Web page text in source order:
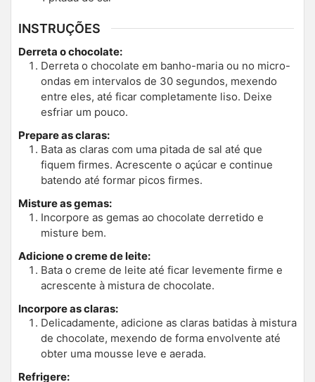
INSTRUÇÕES
Derreta o chocolate:
Derreta o chocolate em banho-maria ou no micro-
ondas em intervalos de 30 segundos, mexendo
entre eles, até ficar completamente liso. Deixe
esfriar um pouco.
Prepare as claras:
Bata as claras com uma pitada de sal até que
fiquem firmes. Acrescente o açúcar e continue
batendo até formar picos firmes.
Misture as gemas:
Incorpore as gemas ao chocolate derretido e
misture bem.
Adicione o creme de leite:
Bata o creme de leite até ficar levemente firme e
acrescente à mistura de chocolate.
Incorpore as claras:
Delicadamente, adicione as claras batidas à mistura
de chocolate, mexendo de forma envolvente até
obter uma mousse leve e aerada.
Refrigere: